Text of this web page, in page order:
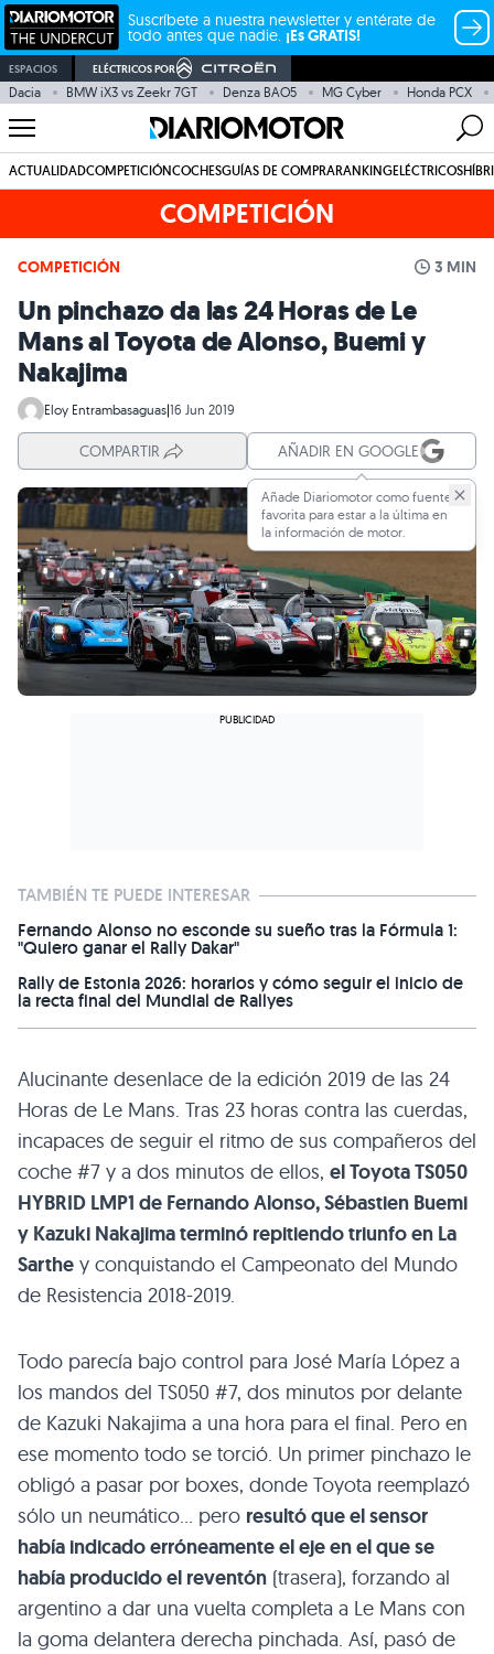
Suscríbete a nuestra newsletter y entérate de
todo antes que nadie. ¡Es GRATIS!
ESPACIOS ELÉCTRICOS POR
Dacia BMW iX3 vs Zeekr 7GT Denza BAO5 MG Cyber Honda PCX
ACTUALIDADCOMPETICIÓNCOCHESGUÍAS DE COMPRARANKINGELÉCTRICOS
COMPETICIÓN
COMPETICIÓN 3 MIN
Un pinchazo da las 24 Horas de Le
Mans al Toyota de Alonso, Buemi y
Nakajima
Eloy Entrambasaguas|16 Jun 2019
COMPARTIR AÑADIR EN GOOGLE
Añade Diariomotor como fuente
favorita para estar a la última en
la información de motor.
TAMBIÉN TE PUEDE INTERESAR
Fernando Alonso no esconde su sueño tras la Fórmula 1:
"Quiero ganar el Rally Dakar"
Rally de Estonia 2026: horarios y cómo seguir el inicio de
la recta final del Mundial de Rallyes
Alucinante desenlace de la edición 2019 de las 24
Horas de Le Mans. Tras 23 horas contra las cuerdas,
incapaces de seguir el ritmo de sus compañeros del
coche #7 y a dos minutos de ellos, el Toyota TS050
HYBRID LMP1 de Fernando Alonso, Sébastien Buemi
y Kazuki Nakajima terminó repitiendo triunfo en La
Sarthe y conquistando el Campeonato del Mundo
de Resistencia 2018-2019.
Todo parecía bajo control para José María López a
los mandos del TS050 #7, dos minutos por delante
de Kazuki Nakajima a una hora para el final. Pero en
ese momento todo se torció. Un primer pinchazo le
obligó a pasar por boxes, donde Toyota reemplazó
sólo un neumático… pero resultó que el sensor
había indicado erróneamente el eje en el que se
había producido el reventón (trasera), forzando al
argentino a dar una vuelta completa a Le Mans con
la goma delantera derecha pinchada. Así, pasó de